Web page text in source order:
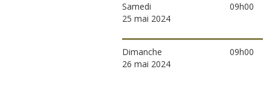
09h00
Samedi
25 mai 2024
09h00
Dimanche
26 mai 2024